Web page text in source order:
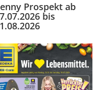
Prospekt ab
bis